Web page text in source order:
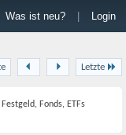
Was ist neu? Login
Letzte
Fonds, ETFs